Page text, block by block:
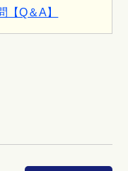
Q＆A】